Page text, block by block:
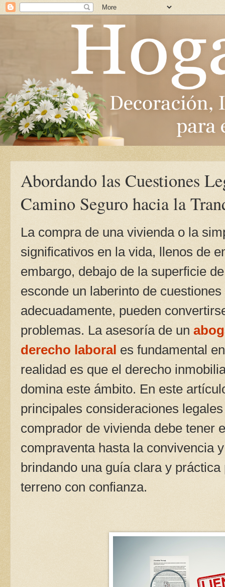
Abordando las Cuestiones
Camino Seguro hacia la
La compra de una vivienda o la
significativos en la vida, llenos de
embargo, debajo de la superficie
esconde un laberinto de
adecuadamente, pueden
problemas. La asesoría de un
derecho laboral es fundamental
realidad es que el derecho
domina este ámbito. En este
principales consideraciones
comprador de vivienda debe tener
compraventa hasta la convivencia
brindando una guía clara y
terreno con confianza.